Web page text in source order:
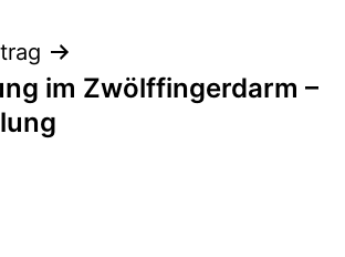
im Zwölffingerdarm –